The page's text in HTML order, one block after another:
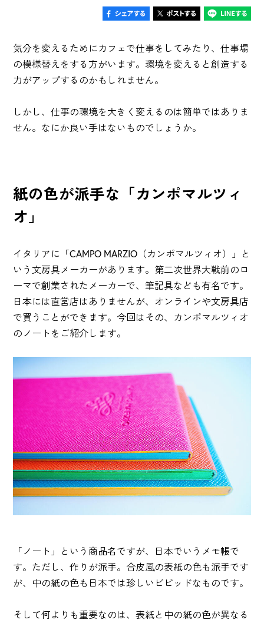
気分を変えるためにカフェで仕事をしてみたり、仕事場
の模様替えをする方がいます。環境を変えると創造する
力がアップするのかもしれません。
しかし、仕事の環境を大きく変えるのは簡単ではありま
せん。なにか良い手はないものでしょうか。
紙の色が派手な「カンポマルツィ
オ」
イタリアに「CAMPO MARZIO（カンポマルツィオ）」と
いう文房具メーカーがあります。第二次世界大戦前のロ
ーマで創業されたメーカーで、筆記具なども有名です。
日本には直営店はありませんが、オンラインや文房具店
で買うことができます。今回はその、カンポマルツィオ
のノートをご紹介します。
「ノート」という商品名ですが、日本でいうメモ帳で
す。ただし、作りが派手。合皮風の表紙の色も派手です
が、中の紙の色も日本では珍しいビビッドなものです。
そして何よりも重要なのは、表紙と中の紙の色が異なる